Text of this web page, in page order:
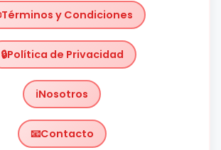
Términos y Condiciones
Política de Privacidad
Nosotros
Contacto